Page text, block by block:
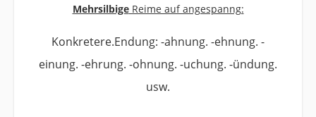
MehrsilbigeReime auf angespanng:
Konkretere.Endung: -ahnung. -ehnung. -
einung. -ehrung. -ohnung. -uchung. -ündung.
usw.